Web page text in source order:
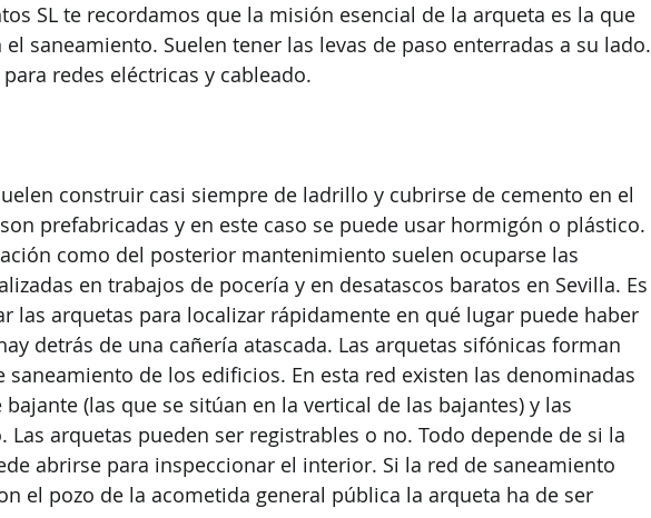
SL te recordamos que la misión esencial de la arqueta es la que
saneamiento. Suelen tener las levas de paso enterradas a su lado.
redes eléctricas y cableado.
construir casi siempre de ladrillo y cubrirse de cemento en el
prefabricadas y en este caso se puede usar hormigón o plástico.
como del posterior mantenimiento suelen ocuparse las
en trabajos de pocería y en desatascos baratos en Sevilla. Es
las arquetas para localizar rápidamente en qué lugar puede haber
detrás de una cañería atascada. Las arquetas sifónicas forman
saneamiento de los edificios. En esta red existen las denominadas
(las que se sitúan en la vertical de las bajantes) y las
Las arquetas pueden ser registrables o no. Todo depende de si la
abrirse para inspeccionar el interior. Si la red de saneamiento
el pozo de la acometida general pública la arqueta ha de ser